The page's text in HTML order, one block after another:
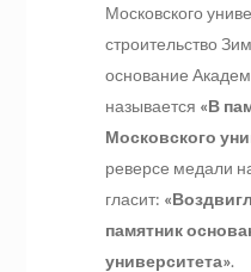
Московского
строительство
основание
называется «В
Московского
реверсе медали
гласит:
памятник
университета».